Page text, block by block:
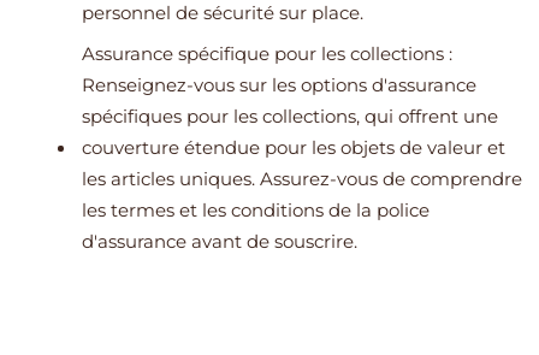
personnel de sécurité sur place.
Assurance spécifique pour les collections :
Renseignez-vous sur les options d'assurance
spécifiques pour les collections, qui offrent une
couverture étendue pour les objets de valeur et
les articles uniques. Assurez-vous de comprendre
les termes et les conditions de la police
d'assurance avant de souscrire.